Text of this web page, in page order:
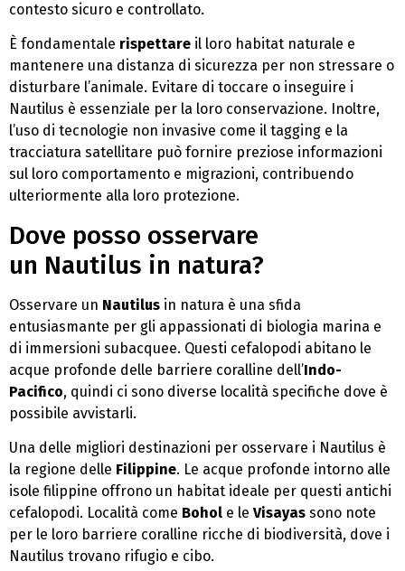
contesto sicuro e controllato.
È fondamentale rispettare il loro habitat naturale e
mantenere una distanza di sicurezza per non stressare o
disturbare l’animale. Evitare di toccare o inseguire i
Nautilus è essenziale per la loro conservazione. Inoltre,
l’uso di tecnologie non invasive come il tagging e la
tracciatura satellitare può fornire preziose informazioni
sul loro comportamento e migrazioni, contribuendo
ulteriormente alla loro protezione.
Dove posso osservare
un Nautilus in natura?
Osservare un Nautilus in natura è una sfida
entusiasmante per gli appassionati di biologia marina e
di immersioni subacquee. Questi cefalopodi abitano le
acque profonde delle barriere coralline dell’Indo-
Pacifico, quindi ci sono diverse località specifiche dove è
possibile avvistarli.
Una delle migliori destinazioni per osservare i Nautilus è
la regione delle Filippine. Le acque profonde intorno alle
isole filippine offrono un habitat ideale per questi antichi
cefalopodi. Località come Bohol e le Visayas sono note
per le loro barriere coralline ricche di biodiversità, dove i
Nautilus trovano rifugio e cibo.